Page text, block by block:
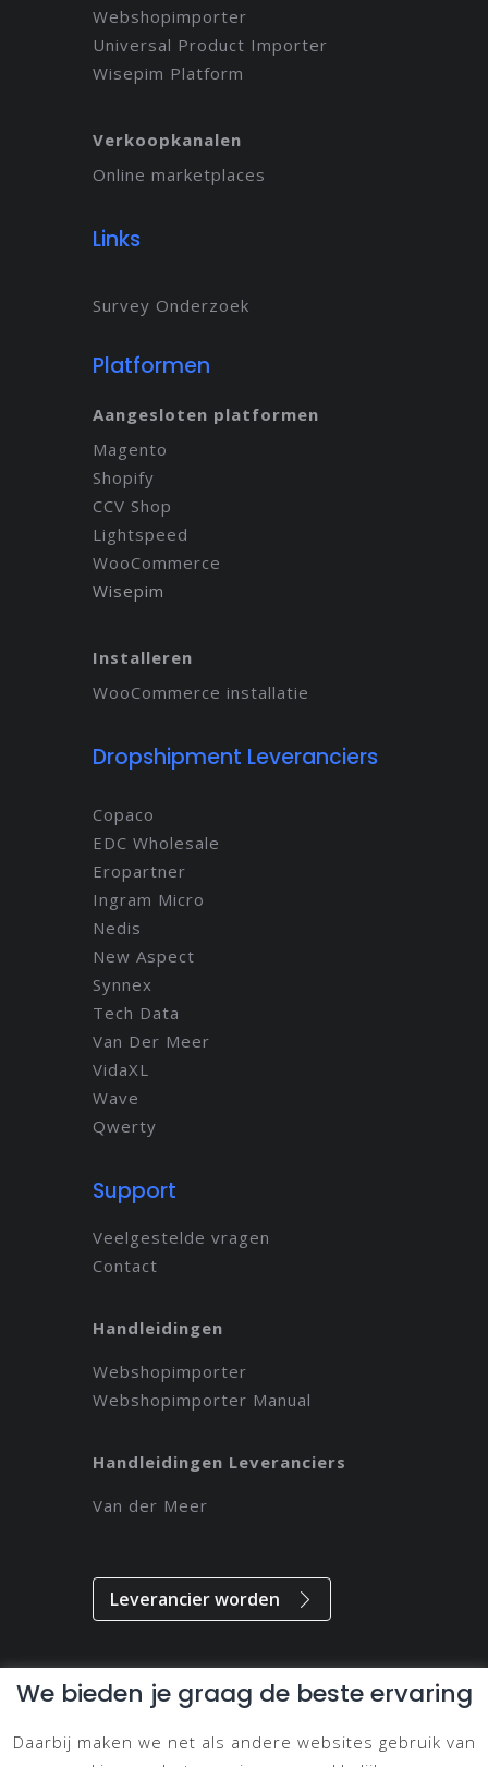
Webshopimporter
Universal Product Importer
Wisepim Platform
Verkoopkanalen
Online marketplaces
Links
Survey Onderzoek
Platformen
Aangesloten platformen
Magento
Shopify
CCV Shop
Lightspeed
WooCommerce
Wisepim
Installeren
WooCommerce installatie
Dropshipment Leveranciers
Copaco
EDC Wholesale
Eropartner
Ingram Micro
Nedis
New Aspect
Synnex
Tech Data
Van Der Meer
VidaXL
Wave
Qwerty
Support
Veelgestelde vragen
Contact
Handleidingen
Webshopimporter
Webshopimporter Manual
Handleidingen Leveranciers
Van der Meer
Leverancier worden
Alle rechten voorbehouden // 2021 // Magdeveloper
Privacy & Disclaimer
We bieden je graag de beste ervaring
Daarbij maken we net als andere websites gebruik van